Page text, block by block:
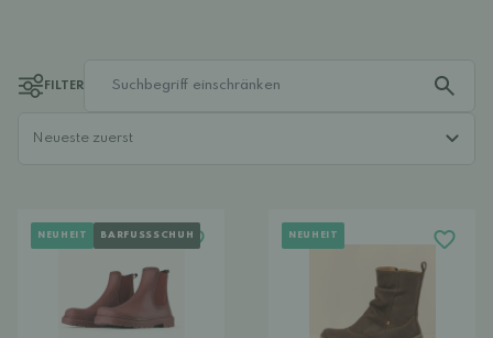
FILTER
NEUHEIT BARFUSSSCHUH NEUHEIT